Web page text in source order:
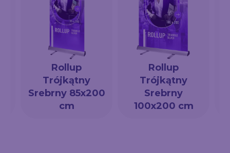
Rollup
Trójkątny
Srebrny 85x200
cm
Rollup
Trójkątny
Srebrny
100x200 cm